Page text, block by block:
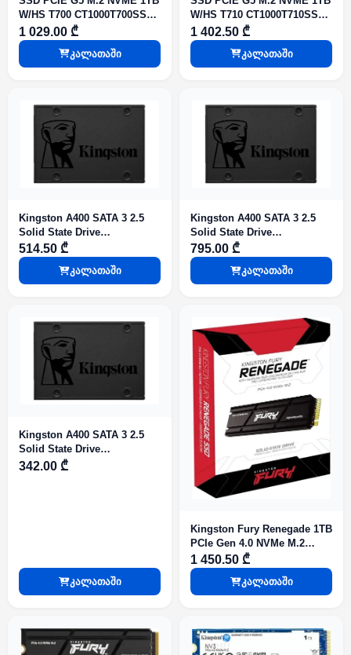
W/HS T700 CT1000T700SSD5
CRUCIAL
1 029.00 ₾
კალათაში
W/HS T710 CT1000T710SSD5
CRUCIAL
1 402.50 ₾
კალათაში
Kingston A400 SATA 3 2.5
Solid State Drive
SA400S37/480GB
514.50 ₾
კალათაში
Kingston A400 SATA 3 2.5
Solid State Drive
SA400S37/960GB
795.00 ₾
კალათაში
Kingston A400 SATA 3 2.5
Solid State Drive
SA400S37/240GB
342.00 ₾
კალათაში
Kingston Fury Renegade 1TB
PCIe Gen 4.0 NVMe M.2
Internal Gaming SSD with
Heat Sink SFYRSK/1000G
1 450.50 ₾
კალათაში